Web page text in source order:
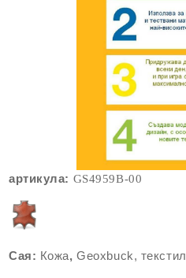
артикула: GS4959B-00
Сая: Кожа,Geoxbuck, текстил